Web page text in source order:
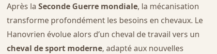
Après la Seconde Guerre mondiale, la mécanisation
transforme profondément les besoins en chevaux. Le
Hanovrien évolue alors d’un cheval de travail vers un
cheval de sport moderne, adapté aux nouvelles